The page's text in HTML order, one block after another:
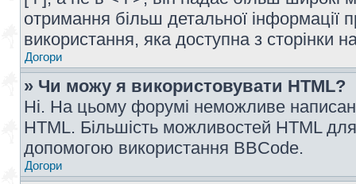
отримання більш детальної інформації
використання, яка доступна з сторінки
Догори
» Чи можу я використовувати HTML?
Ні. На цьому форумі неможливе
HTML. Більшість можливостей HTML
допомогою використання BBCode.
Догори